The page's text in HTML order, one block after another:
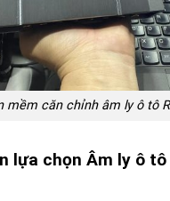
mềm căn chỉnh âm ly ô tô
lựa chọn Âm ly ô tô